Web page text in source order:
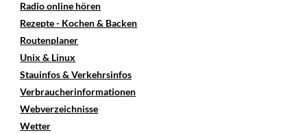
Radio online hören
Rezepte - Kochen & Backen
Routenplaner
Unix & Linux
Stauinfos & Verkehrsinfos
Verbraucherinformationen
Webverzeichnisse
Wetter